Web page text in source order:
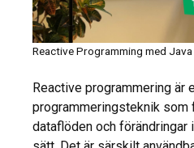
Reactive Programming med Java
Reactive programmering är
programmeringsteknik som
dataflöden och förändringar